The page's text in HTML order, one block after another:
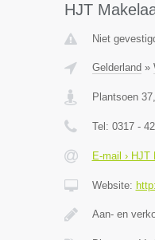
HJT
Niet
Gelderland »
Plantsoen 37,
Tel: 0317 -
E-mail › HJT
Website:
Aan- en